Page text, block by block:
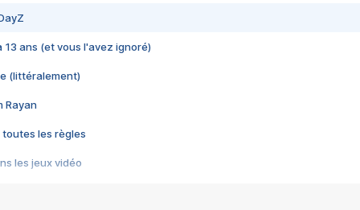
13 ans (et vous l'avez ignoré)
(littéralement)
Rayan
toutes les règles
les jeux vidéo